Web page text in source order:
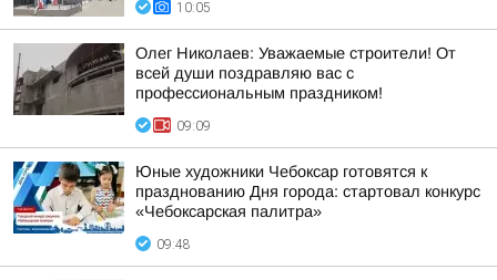
10:05
Олег Николаев: Уважаемые строители! От
всей души поздравляю вас с
профессиональным праздником!
09:09
Юные художники Чебоксар готовятся к
празднованию Дня города: стартовал конкурс
«Чебоксарская палитра»
09:48